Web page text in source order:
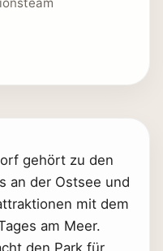
gehört zu den
an der Ostsee und
mit dem
am Meer.
den Park für